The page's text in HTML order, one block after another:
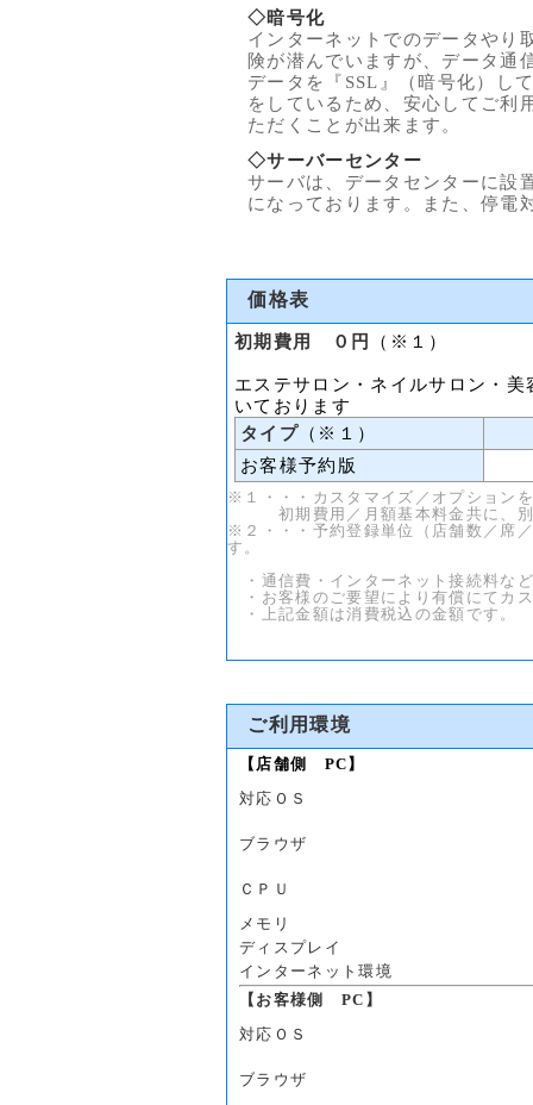
◇暗号化
インターネットでのデータやり
険が潜んでいますが、データ通
データを『SSL』（暗号化）し
をしているため、安心してご利
ただくことが出来ます。
◇サーバーセンター
サーバは、データセンターに設
になっております。また、停電
価格表
初期費用 ０円 （※１）
エステサロン・ネイルサロン・
いております
タイプ （※１）
お客様予約版
※１・・・カスタマイズ／オプション
初期費用／月額基本料金共に、別
※２・・・予約登録単位（店舗数／席
す。
・通信費・インターネット接続料な
・お客様のご要望により有償にてカ
・上記金額は消費税込の金額です。
ご利用環境
【店舗側 PC】
対応ＯＳ
ブラウザ
ＣＰＵ
メモリ
ディスプレイ
インターネット環境
【お客様側 PC】
対応ＯＳ
ブラウザ